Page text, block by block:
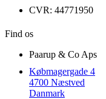
CVR: 44771950
Find os
Paarup & Co Aps
Købmagergade 4
4700 Næstved
Danmark